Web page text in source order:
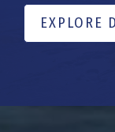
EXPLORE